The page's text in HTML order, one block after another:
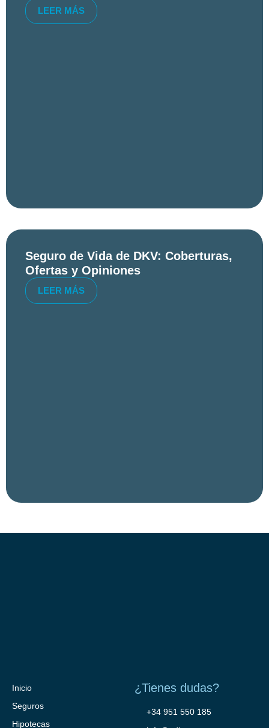
LEER MÁS
Seguro de Vida de DKV: Coberturas,
Ofertas y Opiniones
LEER MÁS
Inicio
Seguros
Hipotecas
¿Tienes dudas?
+34 951 550 185